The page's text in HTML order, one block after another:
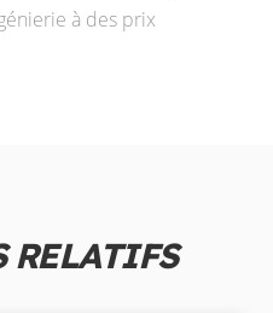
à des prix
RELATIFS